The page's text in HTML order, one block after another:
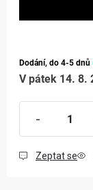
Dodání, do 4-5 dnů
V pátek 14. 8.
Zeptat se